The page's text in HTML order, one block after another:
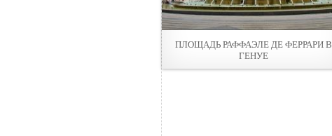
ПЛОЩАДЬ РАФФАЭЛЕ ДЕ ФЕРРАРИ В
ГЕНУЕ